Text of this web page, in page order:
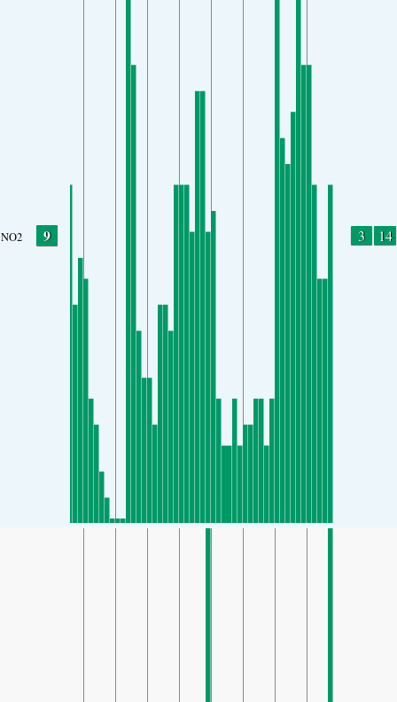
NO2 9 3 14